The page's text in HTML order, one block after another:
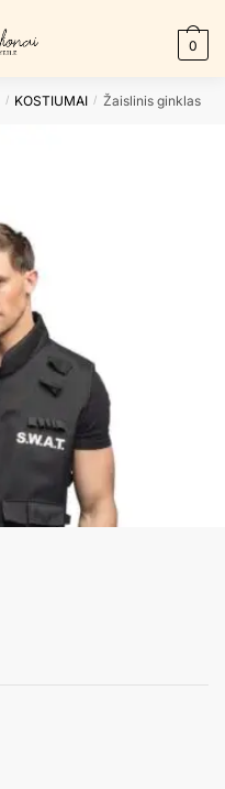
0
/ KOSTIUMAI / Žaislinis ginklas